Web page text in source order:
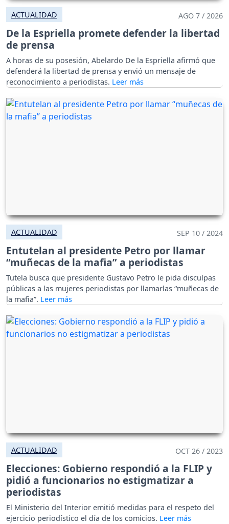
ACTUALIDAD AGO 7 / 2026
De la Espriella promete defender la libertad
de prensa
A horas de su posesión, Abelardo De la Espriella afirmó que
defenderá la libertad de prensa y envió un mensaje de
reconocimiento a periodistas.
ACTUALIDAD SEP 10 / 2024
Entutelan al presidente Petro por llamar
“muñecas de la mafia” a periodistas
Tutela busca que presidente Gustavo Petro le pida disculpas
públicas a las mujeres periodistas por llamarlas “muñecas de
la mafia”.
ACTUALIDAD OCT 26 / 2023
Elecciones: Gobierno respondió a la FLIP y
pidió a funcionarios no estigmatizar a
periodistas
El Ministerio del Interior emitió medidas para el respeto del
ejercicio periodístico el día de los comicios.